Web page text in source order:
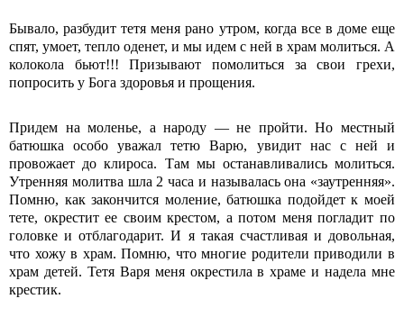
Бывало, разбудит тетя меня рано утром, когда все в доме еще
спят, умоет, тепло оденет, и мы идем с ней в храм молиться. А
колокола бьют!!! Призывают помолиться за свои грехи,
попросить у Бога здоровья и прощения.
Придем на моленье, а народу — не пройти. Но местный
батюшка особо уважал тетю Варю, увидит нас с ней и
провожает до клироса. Там мы останавливались молиться.
Утренняя молитва шла 2 часа и называлась она «заутренняя».
Помню, как закончится моление, батюшка подойдет к моей
тете, окрестит ее своим крестом, а потом меня погладит по
головке и отблагодарит. И я такая счастливая и довольная,
что хожу в храм. Помню, что многие родители приводили в
храм детей. Тетя Варя меня окрестила в храме и надела мне
крестик.